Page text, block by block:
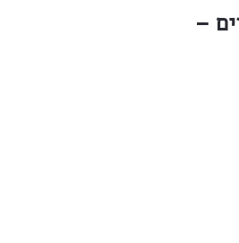
– אמור לו – קרא וורמסר בקצף – אמור לו להירשקו, כי בידי חיילים אביאהו אל בית האסורים